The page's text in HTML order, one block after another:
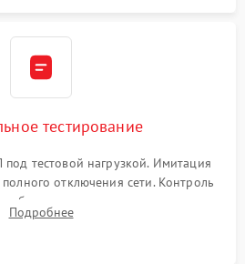
тестирование
тестовой нагрузкой. Имитация
отключения сети. Контроль
температурного режима и
формы выходного сигнала.
Подробнее